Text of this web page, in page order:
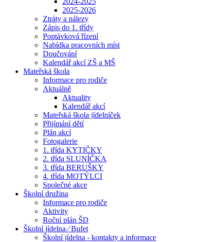
2025-2026
Ztráty a nálezy
Zápis do 1. třídy
Poptávková řízení
Nabídka pracovních míst
Doučování
Kalendář akcí ZŠ a MŠ
Mateřská škola
Informace pro rodiče
Aktuálně
Aktuality
Kalendář akcí
Mateřská škola jídelníček
Přijímání dětí
Plán akcí
Fotogalerie
1. třída KYTIČKY
2. třída SLUNÍČKA
3. třída BERUŠKY
4. třída MOTÝLCI
Společné akce
Školní družina
Informace pro rodiče
Aktivity
Roční plán ŠD
Školní jídelna ⁄ Bufet
Školní jídelna - kontakty a informace